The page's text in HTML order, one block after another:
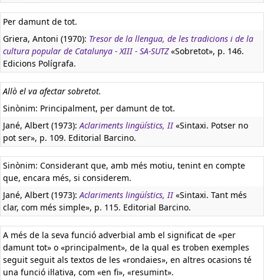
Per damunt de tot.
Griera, Antoni (1970): Tresor de la llengua, de les tradicions i de la
cultura popular de Catalunya - XIII - SA-SUTZ«Sobretot», p. 146.
Edicions Polígrafa.
Allò el va afectar sobretot.
Sinònim: Principalment, per damunt de tot.
Jané, Albert (1973):Aclariments lingüístics, II«Sintaxi. Potser no
pot ser», p. 109. Editorial Barcino.
Sinònim: Considerant que, amb més motiu, tenint en compte
que, encara més, si considerem.
Jané, Albert (1973):Aclariments lingüístics, II«Sintaxi. Tant més
clar, com més simple», p. 115. Editorial Barcino.
A més de la seva funció adverbial amb el significat de «per
damunt tot» o «principalment», de la qual es troben exemples
seguit seguit als textos de les «rondaies», en altres ocasions té
una funció il·lativa, com «en fi», «resumint».